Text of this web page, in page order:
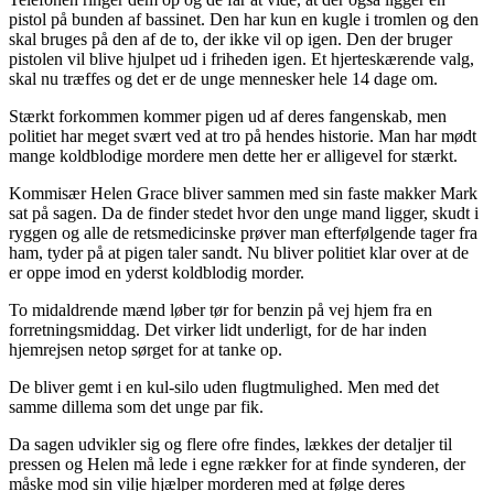
pistol på bunden af bassinet. Den har kun en kugle i tromlen og den
skal bruges på den af de to, der ikke vil op igen. Den der bruger
pistolen vil blive hjulpet ud i friheden igen. Et hjerteskærende valg,
skal nu træffes og det er de unge mennesker hele 14 dage om.
Stærkt forkommen kommer pigen ud af deres fangenskab, men
politiet har meget svært ved at tro på hendes historie. Man har mødt
mange koldblodige mordere men dette her er alligevel for stærkt.
Kommisær Helen Grace bliver sammen med sin faste makker Mark
sat på sagen. Da de finder stedet hvor den unge mand ligger, skudt i
ryggen og alle de retsmedicinske prøver man efterfølgende tager fra
ham, tyder på at pigen taler sandt. Nu bliver politiet klar over at de
er oppe imod en yderst koldblodig morder.
To midaldrende mænd løber tør for benzin på vej hjem fra en
forretningsmiddag. Det virker lidt underligt, for de har inden
hjemrejsen netop sørget for at tanke op.
De bliver gemt i en kul-silo uden flugtmulighed. Men med det
samme dillema som det unge par fik.
Da sagen udvikler sig og flere ofre findes, lækkes der detaljer til
pressen og Helen må lede i egne rækker for at finde synderen, der
måske mod sin vilje hjælper morderen med at følge deres